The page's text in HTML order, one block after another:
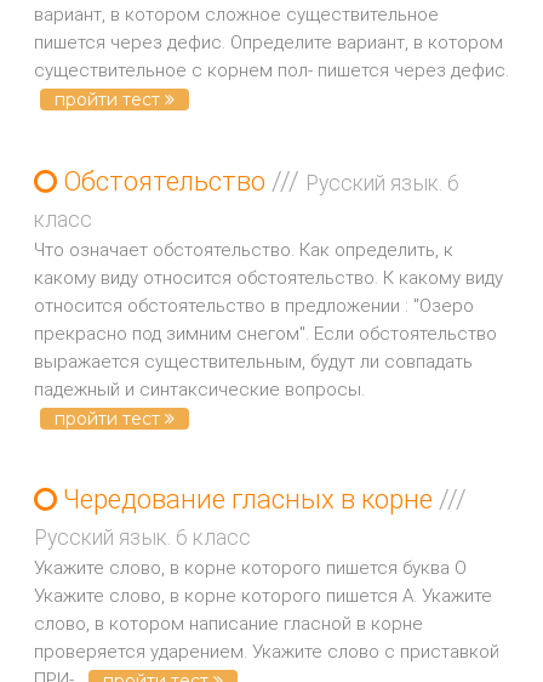
вариант, в котором сложное существительное
пишется через дефис. Определите вариант, в котором
существительное с корнем пол- пишется через дефис.
пройти тест
Обстоятельство /// Русский язык. 6
класс
Что означает обстоятельство. Как определить, к
какому виду относится обстоятельство. К какому виду
относится обстоятельство в предложении : "Озеро
прекрасно под зимним снегом". Если обстоятельство
выражается существительным, будут ли совпадать
падежный и синтаксические вопросы.
пройти тест
Чередование гласных в корне ///
Русский язык. 6 класс
Укажите слово, в корне которого пишется буква О
Укажите слово, в корне которого пишется А. Укажите
слово, в котором написание гласной в корне
проверяется ударением. Укажите слово с приставкой